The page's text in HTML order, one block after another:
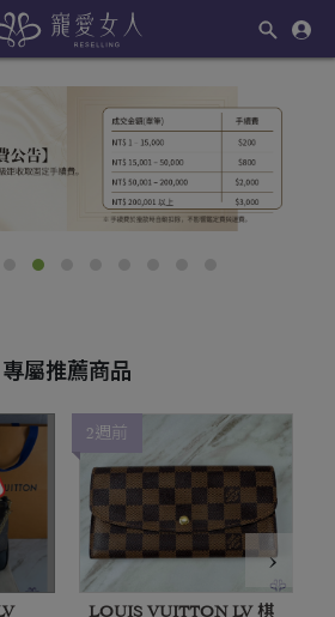
專屬推薦商品
2週前
LOUIS VUITTON LV 棋
›